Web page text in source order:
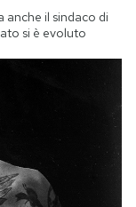
anche il sindaco di
si è evoluto